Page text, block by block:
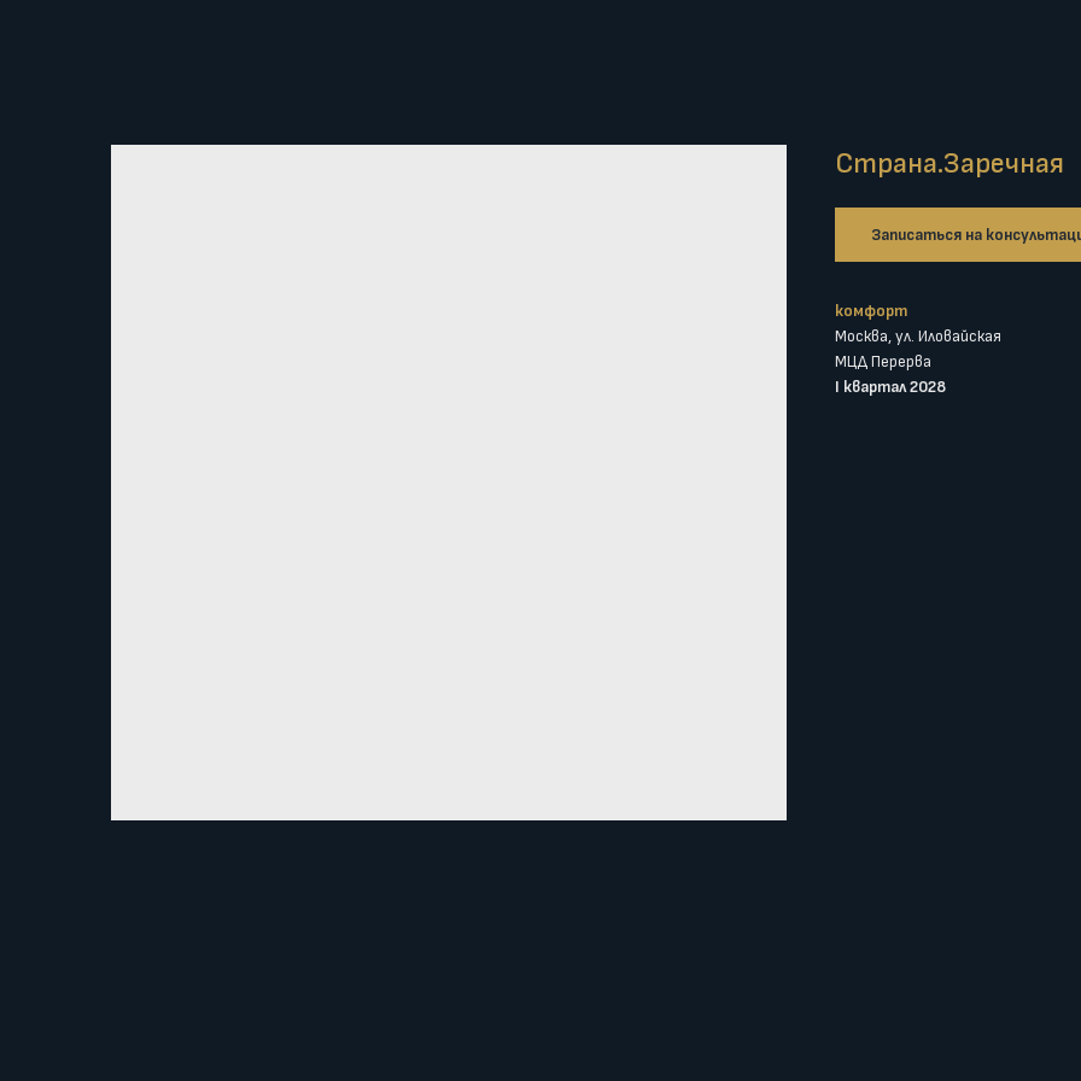
Страна.Заречная
Записаться на
комфорт
Москва, ул. Иловайская
МЦД Перерва
I квартал 2028